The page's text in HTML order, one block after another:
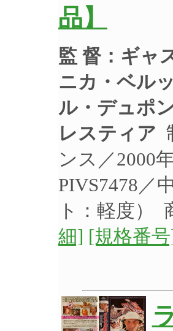
品】
監 督：ギャ
ニカ・ベル
ル・デュポ
レスティア
ンス／2000
PIVS7478／
ト：軽度）
細] [規格番